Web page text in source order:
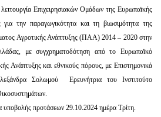
Επιχειρησιακών Ομάδων της Ευρωπαϊκής
για την παραγωγικότητα και τη βιωσιμότητα της
Αγροτικής Ανάπτυξης (ΠΑΑ) 2014 – 2020 στην
με συγχρηματοδότηση από το Ευρωπαϊκό
Ανάπτυξης και εθνικούς πόρους, με Επιστημονικά
Σολωμού Ερευνήτρια του Ινστιτούτο
υποβολής προτάσεων 29.10.2024 ημέρα Τρίτη.